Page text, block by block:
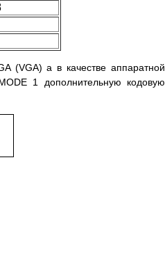
(VGA) а в качестве аппаратной
1 дополнительную кодовую